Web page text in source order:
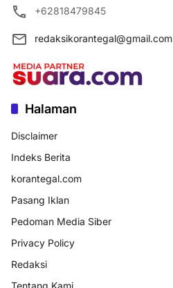
+62818479845
redaksikorantegal@gmail.com
Halaman
Disclaimer
Indeks Berita
korantegal.com
Pasang Iklan
Pedoman Media Siber
Privacy Policy
Redaksi